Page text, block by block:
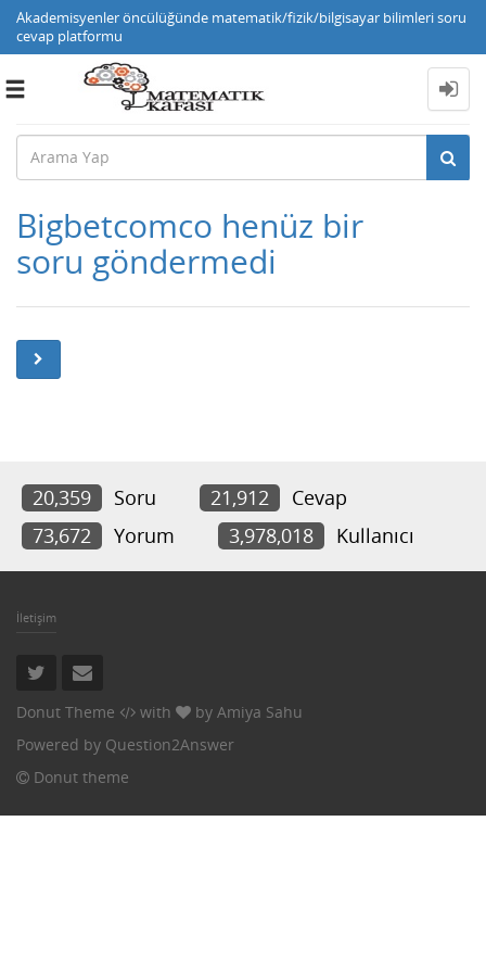
Akademisyenler öncülüğünde matematik/fizik/bilgisayar bilimleri soru
cevap platformu
Toggle
Bigbetcomco henüz bir
soru göndermedi
20,359 Soru 21,912
Cevap
73,672
Yorum 3,978,018 Kullanıcı
İletişim
Donut Theme with by Amiya Sahu
Powered by Question2Answer
Donut theme